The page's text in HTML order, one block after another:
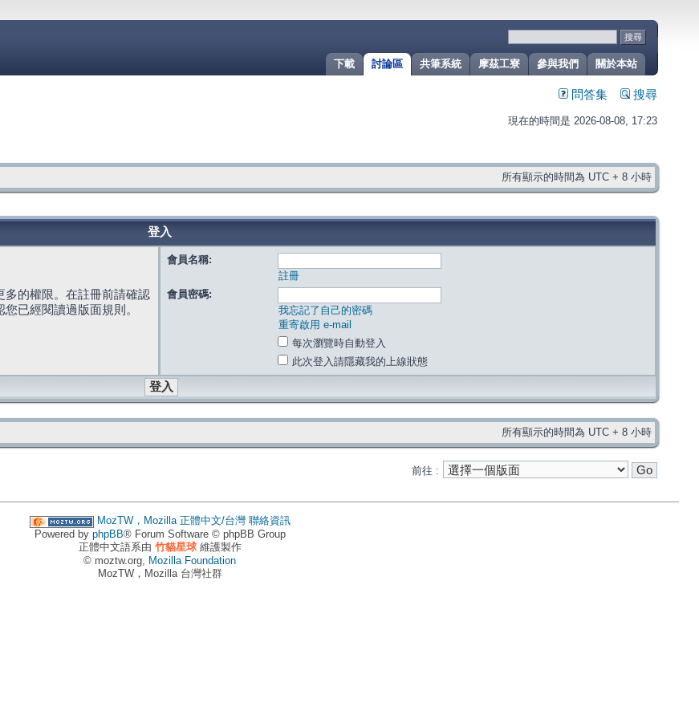
關於本站
參與我們
摩茲工寮
共筆系統
討論區
下載
問答集 搜尋
現在的時間是 2026-08-08, 17:23
所有顯示的時間為 UTC + 8 小時
登入
多的權限。在註冊前請確認
已經閱讀過版面規則。
會員名稱:
註冊
會員密碼:
我忘記了自己的密碼
重寄啟用 e-mail
每次瀏覽時自動登入
此次登入請隱藏我的上線狀態
所有顯示的時間為 UTC + 8 小時
前往 :
MozTW，Mozilla 正體中文/台灣 聯絡資訊
Powered by phpBB® Forum Software © phpBB Group
正體中文語系由 竹貓星球維護製作
© moztw.org, Mozilla Foundation
MozTW，Mozilla 台灣社群